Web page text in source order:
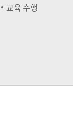
교육 수행